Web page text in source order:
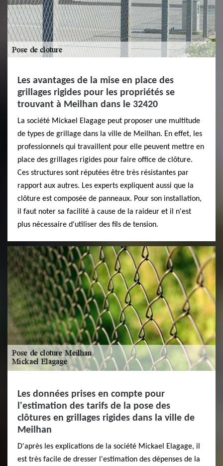
Les avantages de la mise en place des
grillages rigides pour les propriétés se
trouvant à Meilhan dans le 32420
La société Mickael Elagage peut proposer une multitude
de types de grillage dans la ville de Meilhan. En effet, les
professionnels qui travaillent pour elle peuvent mettre en
place des grillages rigides pour faire office de clôture.
Ces structures sont réputées être très résistantes par
rapport aux autres. Les experts expliquent aussi que la
clôture est composée de panneaux. Pour son installation,
il faut noter sa facilité à cause de la raideur et il n'est
plus nécessaire d'utiliser des fils de tension.
Les données prises en compte pour
l'estimation des tarifs de la pose des
clôtures en grillages rigides dans la ville de
Meilhan
D'après les explications de la société Mickael Elagage, il
est très facile de dresser l'estimation des dépenses de la